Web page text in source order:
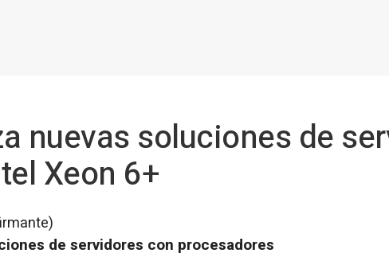
nuevas soluciones de
Xeon 6+
de servidores con procesadores